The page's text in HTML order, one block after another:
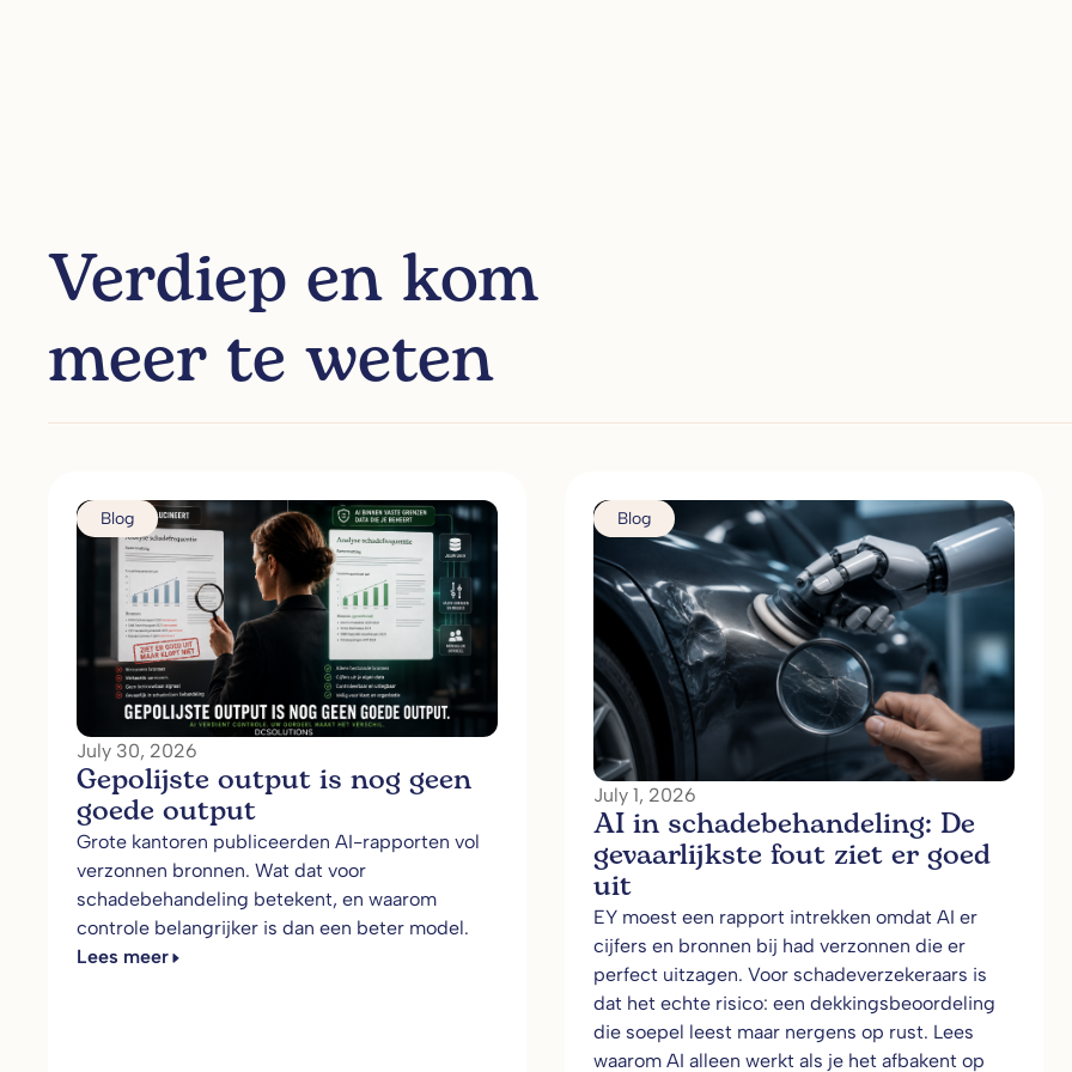
Verdiep en kom
meer te weten
Blog
July 30, 2026
Gepolijste output is nog geen
goede output
Grote kantoren publiceerden AI-rapporten vol
verzonnen bronnen. Wat dat voor
schadebehandeling betekent, en waarom
controle belangrijker is dan een beter model.
Lees meer
Blog
July 1, 2026
AI in schadebehandeling: De
gevaarlijkste fout ziet er goed
uit
EY moest een rapport intrekken omdat AI er
cijfers en bronnen bij had verzonnen die er
perfect uitzagen. Voor schadeverzekeraars is
dat het echte risico: een dekkingsbeoordeling
die soepel leest maar nergens op rust. Lees
waarom AI alleen werkt als je het afbakent op